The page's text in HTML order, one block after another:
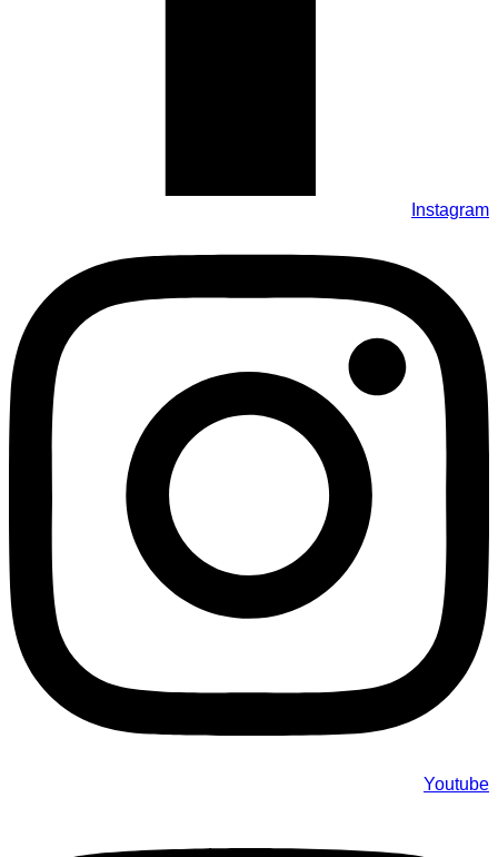
Instagram
Youtube